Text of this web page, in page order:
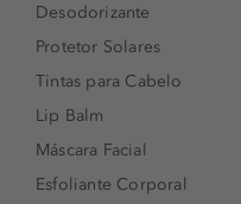
Desodorizante
Protetor Solares
Tintas para Cabelo
Lip Balm
Máscara Facial
Esfoliante Corporal